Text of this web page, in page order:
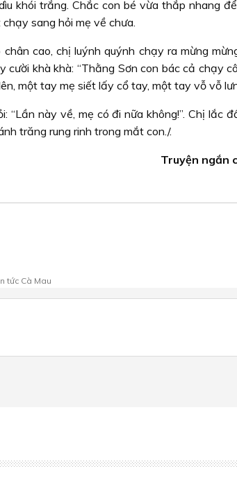
khói trắng. Chắc con bé vừa thắp nhang
sang hỏi mẹ về chưa.
cao, chị luýnh quýnh chạy ra mừng
khà khà: “Thằng Sơn con bác cả chạy
một tay mẹ siết lấy cổ tay, một tay vỗ vỗ
này về, mẹ có đi nữa không!”. Chị lắc
trăng rung rinh trong mắt con./.
Truyện ngắn
tức Cà Mau